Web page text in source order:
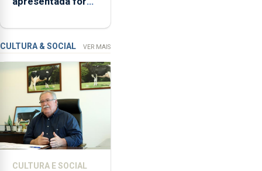
devido
microbiológica”,
pela
terceira
vez
desde
o
início
da
época
condenação por
violação
CULTURA & SOCIAL VER MAIS
CULTURA E SOCIAL